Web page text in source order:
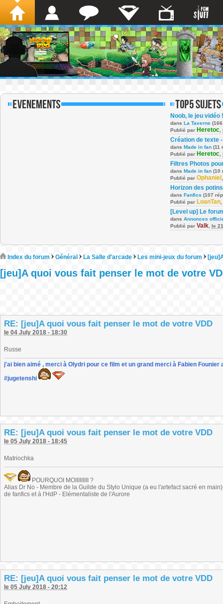
Noob, le jeu vidéo !
dans La Taverne
Publié par Heretoc
Création de texte
dans Made in fan (11
Publié par Heretoc
Filtres Photos
dans Made in fan (10
Publié par Ophaniel
Horizon des potins
dans Fanfics (107
Publié par LoanTan
[Level up] Le
dans Annonces
Publié par Valk le
Index du forum Général La Salle d'arcade Les mini-jeux du forum
[jeu]A quoi vous fait penser le mot de votre
RE: [jeu]A quoi vous fait penser le mot de votre VDD
le 04 July 2018 - 18:30
Russe
j'ai bien aimé , merci à Olydri pour ce film et un grand merci à Fabien
#jugetenshi
RE: [jeu]A quoi vous fait penser le mot de votre VDD
le 05 July 2018 - 18:45
Matriochka
POURQUOI MOIIIIIIIII ?
Alias Dr No - Membre de la Guilde du Stylo Unique (a eu l'artefact sacré en
de fanfics et à l'HdP - Elémentaliste de l'Aurore
RE: [jeu]A quoi vous fait penser le mot de votre VDD
le 05 July 2018 - 20:12